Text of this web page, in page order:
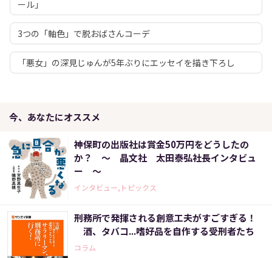
ール」
3つの「軸色」で脱おばさんコーデ
「悪女」の深見じゅんが5年ぶりにエッセイを描き下ろし
今、あなたにオススメ
神保町の出版社は賞金50万円をどうしたの
か？ ～ 晶文社 太田泰弘社長インタビュ
ー ～
インタビュー,トピックス
刑務所で発揮される創意工夫がすごすぎる！
酒、タバコ...嗜好品を自作する受刑者たち
コラム